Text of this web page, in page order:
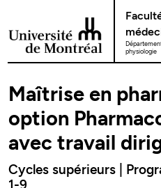
physiologie
Maîtrise en
option
avec travail
Cycles supérieurs |